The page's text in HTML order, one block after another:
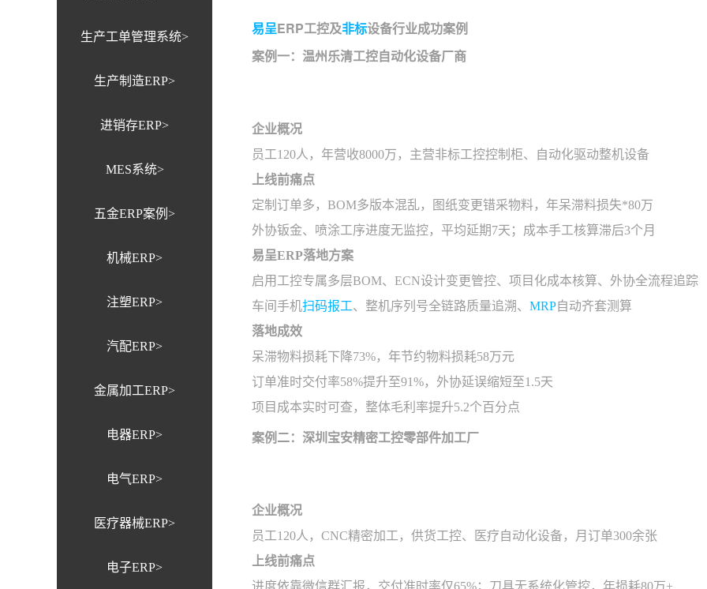
生产工单管理系统>
生产制造ERP>
进销存ERP>
MES系统>
五金ERP案例>
机械ERP>
注塑ERP>
汽配ERP>
金属加工ERP>
电器ERP>
电气ERP>
医疗器械ERP>
电子ERP>
易呈ERP工控及非标设备行业成功案例
案例一：温州乐清工控自动化设备厂商
企业概况
员工120人，年营收8000万，主营非标工控控制柜、自动化驱动整机设备
上线前痛点
定制订单多，BOM多版本混乱，图纸变更错采物料，年呆滞料损失*80万
外协钣金、喷涂工序进度无监控，平均延期7天；成本手工核算滞后3个月
易呈ERP落地方案
启用工控专属多层BOM、ECN设计变更管控、项目化成本核算、外协全流程追踪
车间手机扫码报工、整机序列号全链路质量追溯、 MRP自动齐套测算
落地成效
呆滞物料损耗下降73%，年节约物料损耗58万元
订单准时交付率58%提升至91%，外协延误缩短至1.5天
项目成本实时可查，整体毛利率提升5.2个百分点
案例二：深圳宝安精密工控零部件加工厂
企业概况
员工120人，CNC精密加工，供货工控、医疗自动化设备，月订单300余张
上线前痛点
进度依靠微信群汇报，交付准时率仅65%；刀具无系统化管控，年损耗80万+